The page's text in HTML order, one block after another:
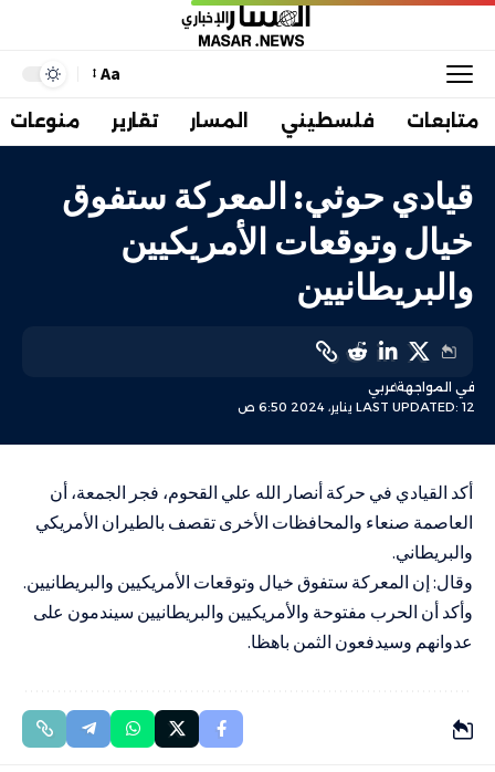
Aa
متابعات فلسطيني المسار تقارير منوعات
قيادي حوثي: المعركة ستفوق
خيال وتوقعات الأمريكيين
والبريطانيين
LAST UPDATED: 12 يناير، 2024 6:50 ص
في المواجهةعربي
أكد القيادي في حركة أنصار الله علي القحوم، فجر الجمعة، أن
العاصمة صنعاء والمحافظات الأخرى تقصف بالطيران الأمريكي
والبريطاني.
وقال: إن المعركة ستفوق خيال وتوقعات الأمريكيين والبريطانيين.
وأكد أن الحرب مفتوحة والأمريكيين والبريطانيين سيندمون على
عدوانهم وسيدفعون الثمن باهظا.